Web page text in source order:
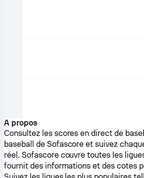
A propos
Consultez les scores en direct de
baseball de Sofascore et suivez
réel. Sofascore couvre toutes les
fournit des informations et des cotes